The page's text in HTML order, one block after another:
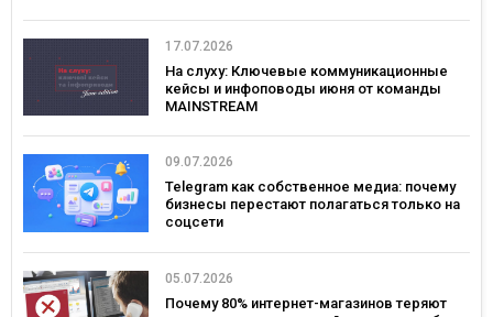
17.07.2026
На слуху: Ключевые коммуникационные
кейсы и инфоповоды июня от команды
MAINSTREAM
09.07.2026
Telegram как собственное медиа: почему
бизнесы перестают полагаться только на
соцсети
05.07.2026
Почему 80% интернет-магазинов теряют